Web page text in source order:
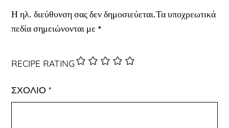
Η ηλ. διεύθυνση σας δεν δημοσιεύεται.Τα υποχρεωτικά
πεδία σημειώνονται με *
RECIPE RATING
ΣΧΌΛΙΟ*